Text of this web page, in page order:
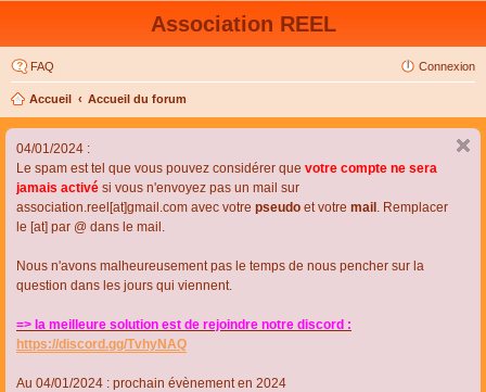
Association REEL
FAQ Connexion
Accueil Accueil du forum
04/01/2024 :
Le spam est tel que vous pouvez considérer que votre compte ne sera
jamais activé si vous n'envoyez pas un mail sur
association.reel[at]gmail.com avec votre pseudo et votre mail . Remplacer
le [at] par @ dans le mail.
Nous n'avons malheureusement pas le temps de nous pencher sur la
question dans les jours qui viennent.
=> la meilleure solution est de rejoindre notre discord :
https://discord.gg/TvhyNAQ
Au 04/01/2024 : prochain évènement en 2024